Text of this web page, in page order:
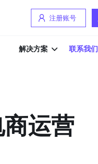
注册账号
解决方案 联系我们
运营